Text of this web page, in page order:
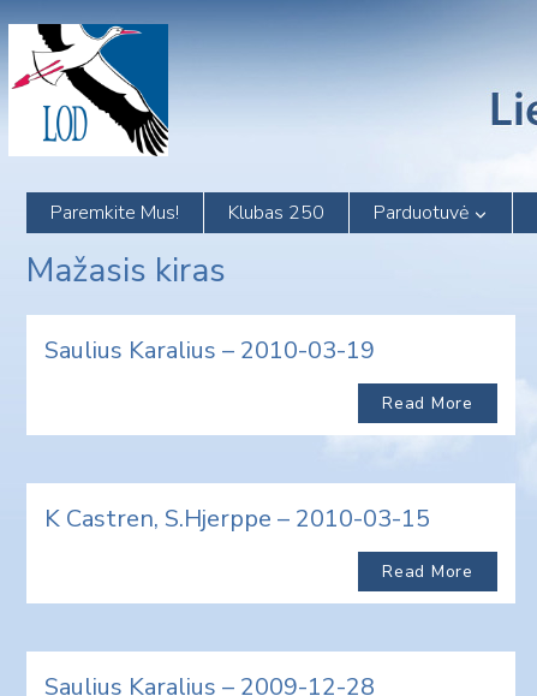
content
Paremkite Mus! Klubas 250 Parduotuvė
Mažasis kiras
Saulius Karalius – 2010-03-19
Read More
K Castren, S.Hjerppe – 2010-03-15
Read More
Saulius Karalius – 2009-12-28